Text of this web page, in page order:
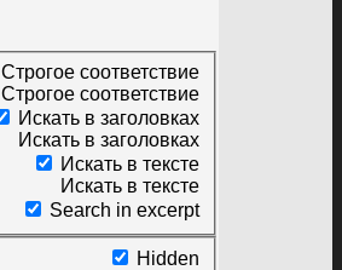
Строгое соответствие
Строгое соответствие
Искать в заголовках
Искать в заголовках
Искать в тексте
Искать в тексте
Search in excerpt
Hidden